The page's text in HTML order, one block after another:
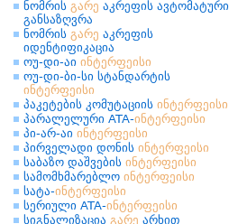
ნომრის გარე აკრეფის ავტომატური
განსაზღვრა
ნომრის გარე აკრეფის
იდენტიფიკაცია
ოუ-დი-აი ინტერფეისი
ოუ-დი-ბი-სი სტანდარტის
ინტერფეისი
პაკეტების კომუტაციის ინტერფეისი
პარალელური ATA-ინტერფეისი
პი-არ-აი ინტერფეისი
პირველადი დონის ინტერფეისი
საბაზო დაშვების ინტერფეისი
სამომხმარებლო ინტერფეისი
სატა-ინტერფეისი
სერიული ATA-ინტერფეისი
სიგნალიზაცია გარე არხით